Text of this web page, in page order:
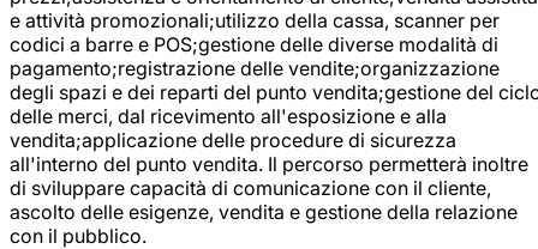
e attività promozionali;utilizzo della cassa, scanner per
codici a barre e POS;gestione delle diverse modalità di
pagamento;registrazione delle vendite;organizzazione
degli spazi e dei reparti del punto vendita;gestione del
delle merci, dal ricevimento all'esposizione e alla
vendita;applicazione delle procedure di sicurezza
all'interno del punto vendita. Il percorso permetterà inoltre
di sviluppare capacità di comunicazione con il cliente,
ascolto delle esigenze, vendita e gestione della relazione
con il pubblico.